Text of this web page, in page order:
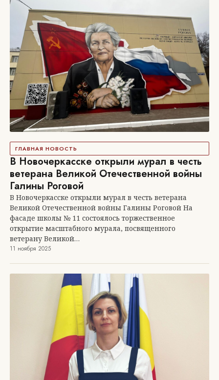
ГЛАВНАЯ НОВОСТЬ
В Новочеркасске открыли мурал в честь
ветерана Великой Отечественной войны
Галины Роговой
В Новочеркасске открыли мурал в честь ветерана
Великой Отечественной войны Галины Роговой На
фасаде школы № 11 состоялось торжественное
открытие масштабного мурала, посвященного
ветерану Великой…
11 ноября 2025